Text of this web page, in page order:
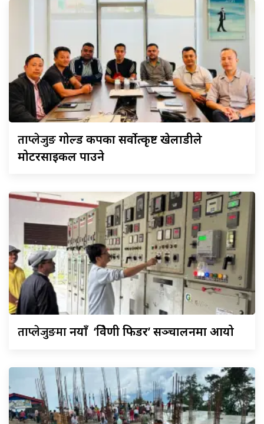
ताप्लेजुङगोल्ड कपका सर्वोत्कृष्ट खेलाडीले
मोटरसाइकल पाउने
ताप्लेजुङमानयाँ ‘त्रिवेणी फिडर’ सञ्चालनमा आयो